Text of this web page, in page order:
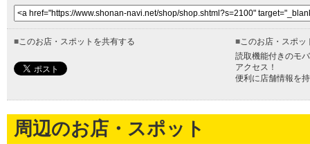
■このお店・スポットを共有する ■このお店・スポッ
読取機能付きのモ
アクセス！
便利に店舗情報を
周辺のお店・スポット